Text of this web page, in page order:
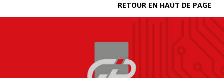
RETOUR EN HAUT DE PAGE